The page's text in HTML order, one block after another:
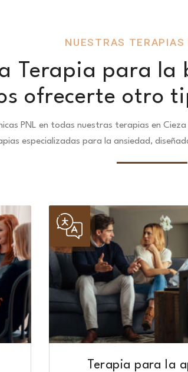
NUESTRAS TERAPIAS
Terapia para la
ofrecerte otro
PNL en todas nuestras terapias en
especializadas para la ansiedad,
Terapia para la